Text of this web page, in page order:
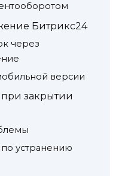
Битрикс24
через
версии
закрытии
устранению